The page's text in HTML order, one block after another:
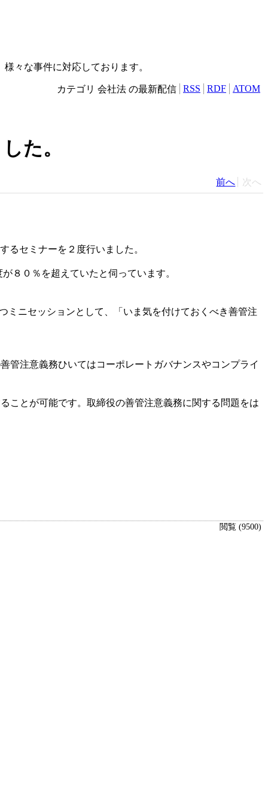
々な事件に対応しております。
カテゴリ 会社法 の最新配信 RSS RDF ATOM
た。
前へ 次へ
るセミナーを２度行いました。
８０％を超えていたと伺っています。
ミニセッションとして、「いま気を付けておくべき善管注
管注意義務ひいてはコーポレートガバナンスやコンプライ
ことが可能です。取締役の善管注意義務に関する問題をは
閲覧 (9500)